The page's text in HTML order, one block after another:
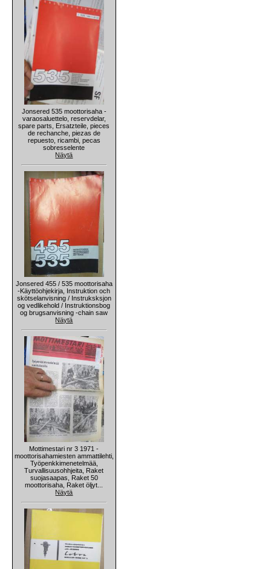
Jonsered 535 moottorisaha -
varaosaluettelo, reservdelar,
spare parts, Ersatzteile, pieces
de rechanche, piezas de
repuesto, ricambi, pecas
sobresselente
Näytä
Jonsered 455 / 535 moottorisaha
-Käyttöohjekirja, Instruktion och
skötselanvisning / Instruksksjon
og vedlikehold / Instruktionsbog
og brugsanvisning -chain saw
Näytä
Mottimestari nr 3 1971 -
moottorisahamiesten ammattilehti,
Työpenkkimenetelmää,
Turvallisuusohhjeita, Raket
suojasaapas, Raket 50
moottorisaha, Raket öljyt...
Näytä